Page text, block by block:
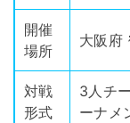
開催
場所
大阪府
対戦
形式
3人チ
ーナメ